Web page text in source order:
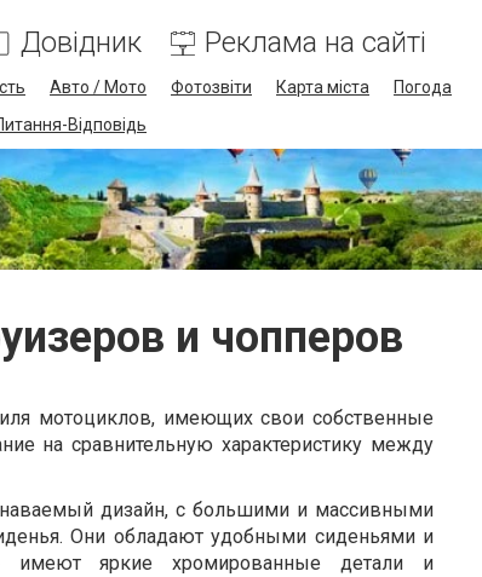
Довідник Реклама на сайті
Авто / Мото Фотозвіти Карта міста
Погода
Відповідь
и чопперов
мотоциклов, имеющих свои собственные
на сравнительную характеристику между
дизайн, с большими и массивными
Они обладают удобными сиденьями и
имеют яркие хромированные детали и